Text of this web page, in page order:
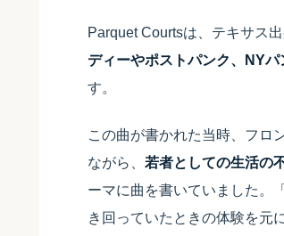
Parquet Courtsは、テキサス
ディーやポストパンク、NY
す。
この曲が書かれた当時、フロ
ながら、 若者としての生活の
ーマに曲を書いていました。
き回っていたときの体験を元